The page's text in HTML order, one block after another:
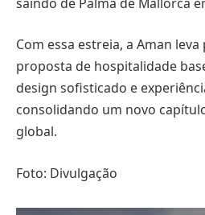
Com essa estreia, a Aman
proposta de hospitalidade
design sofisticado e
consolidando um novo
global.
Foto: Divulgação